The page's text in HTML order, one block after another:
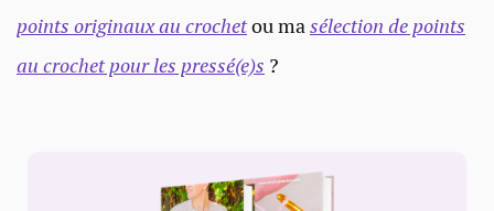
points originaux au crochetou ma sélection de points
au crochet pour les pressé(e)s ?